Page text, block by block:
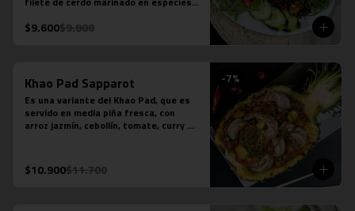
ostra, ajo, ají, pimienta y azúcar.
con arroz jazmín
*En local Tobalaba se acompaña
además con papas fritas
$9.600$9.800
-7%
Khao Pad Sapparot
Es una variante del Khao Pad, que es
servido en media piña fresca, con
arroz jazmín, cebollín, tomate, curry
La fotografÍa es referencial, para
delivery no se envÍa cuenco de piña.
$10.900$11.700